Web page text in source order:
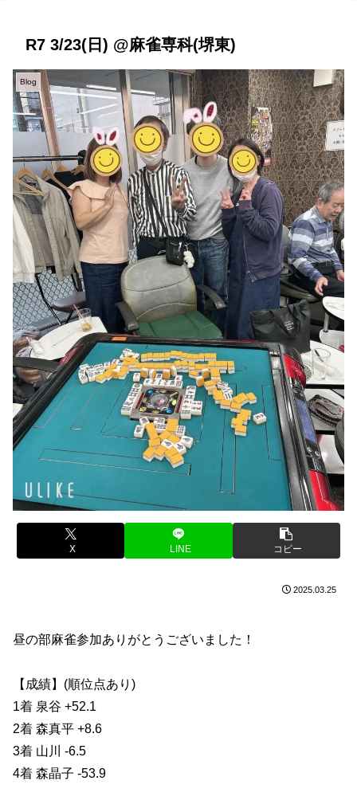
R7 3/23(日) @麻雀専科(堺東)
Blog
X LINE コピー
2025.03.25
昼の部麻雀参加ありがとうございました！
【成績】(順位点あり)
1着 泉谷 +52.1
2着 森真平 +8.6
3着 山川 -6.5
4着 森晶子 -53.9